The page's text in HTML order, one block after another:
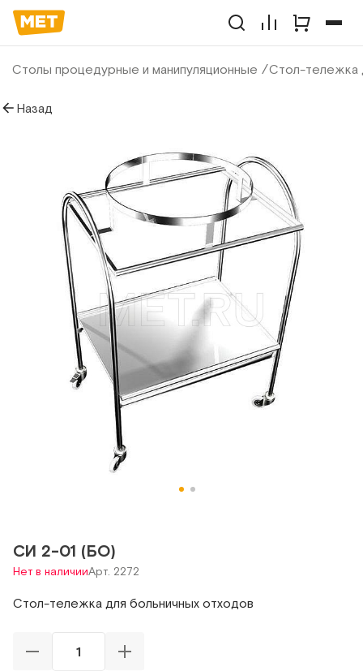
Столы процедурные и манипуляционные Стол-тележка
Назад
СИ 2-01 (БО)
Нет в наличииАрт. 2272
Стол-тележка для больничных отходов